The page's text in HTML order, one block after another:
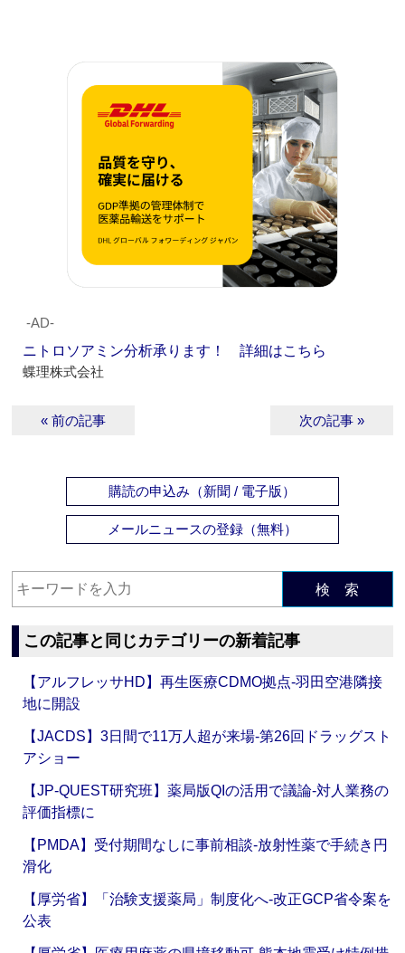
‐AD‐
ニトロソアミン分析承ります！ 詳細はこちら
蝶理株式会社
« 前の記事 次の記事 »
購読の申込み（新聞 / 電子版）
メールニュースの登録（無料）
検 索
この記事と同じカテゴリーの新着記事
【アルフレッサHD】再生医療CDMO拠点‐羽田空港隣接
地に開設
【JACDS】3日間で11万人超が来場‐第26回ドラッグスト
アショー
【JP-QUEST研究班】薬局版QIの活用で議論‐対人業務の
評価指標に
【PMDA】受付期間なしに事前相談‐放射性薬で手続き円
滑化
【厚労省】「治験支援薬局」制度化へ‐改正GCP省令案を
公表